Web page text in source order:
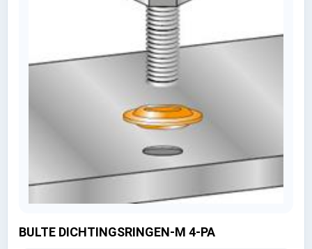
BULTE DICHTINGSRINGEN-M 4-PA